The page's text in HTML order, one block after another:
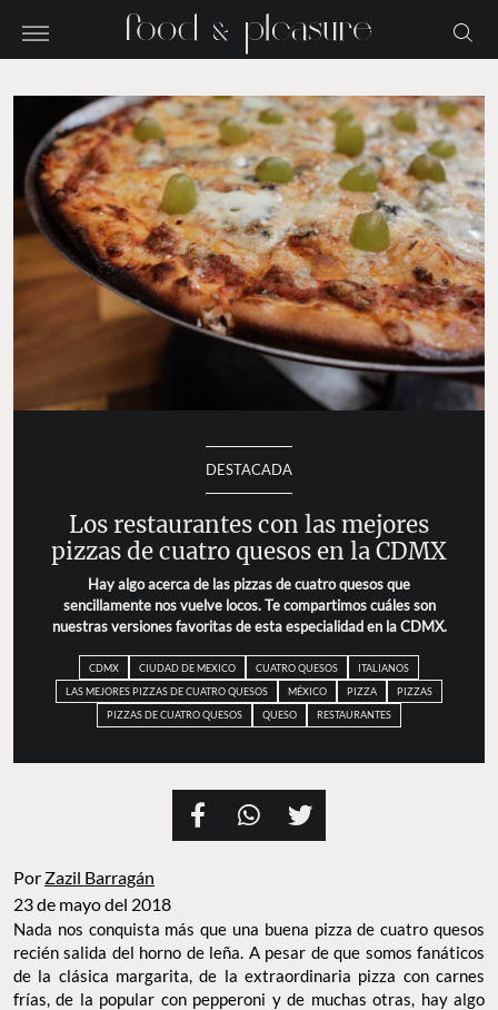
DESTACADA
Los restaurantes con las mejores
pizzas de cuatro quesos en la CDMX
Hay algo acerca de las pizzas de cuatro quesos que
sencillamente nos vuelve locos. Te compartimos cuáles son
nuestras versiones favoritas de esta especialidad en la CDMX.
CDMX CIUDAD DE MEXICO CUATRO QUESOS
ITALIANOS
LAS MEJORES PIZZAS DE CUATRO QUESOS
MÉXICO PIZZA
PIZZAS
PIZZAS DE CUATRO QUESOS
QUESO RESTAURANTES
Por Zazil Barragán
23 de mayo del 2018
Nada nos conquista más que una buena pizza de cuatro quesos
recién salida del horno de leña. A pesar de que somos fanáticos
de la clásica margarita, de la extraordinaria pizza con carnes
frías, de la popular con pepperoni y de muchas otras, hay algo